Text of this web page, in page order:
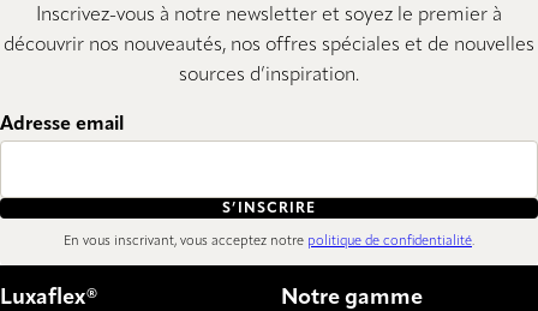
Inscrivez-vous à notre newsletter et soyez le premier à
découvrir nos nouveautés, nos offres spéciales et de nouvelles
sources d’inspiration.
Adresse email
S’INSCRIRE
En vous inscrivant, vous acceptez notre politique de confidentialité.
Luxaflex® Notre gamme